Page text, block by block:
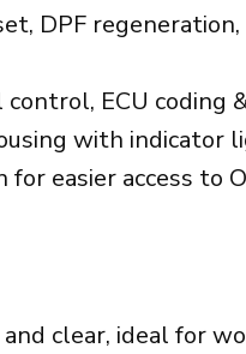
DPF
control, ECU
with indicator
for easier access to
clear, ideal for